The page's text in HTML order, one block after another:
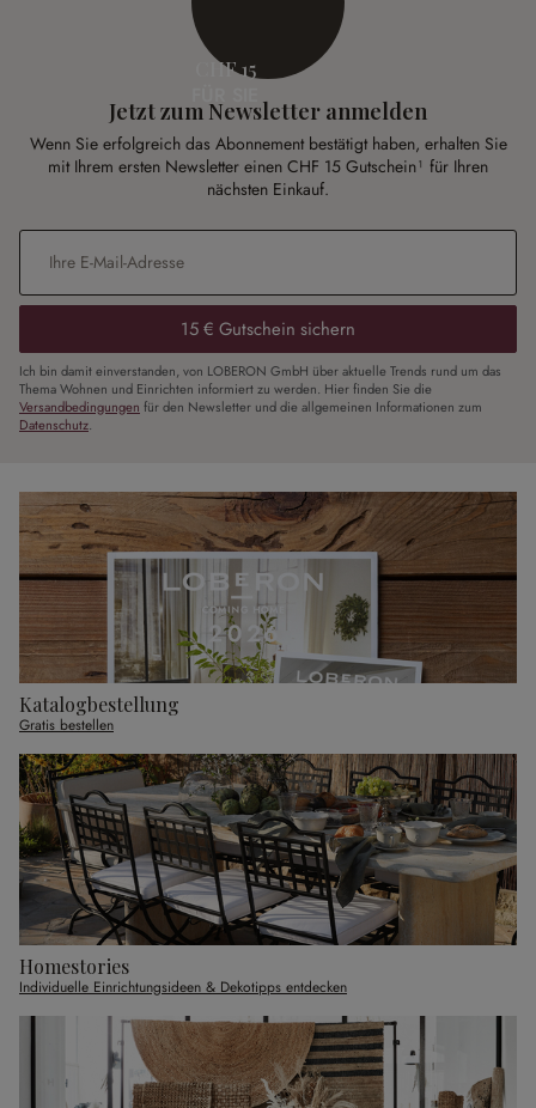
CHF 15
Jetzt zum Newsletter anmelden
Wenn Sie erfolgreich das Abonnement bestätigt haben, erhalten Sie
mit Ihrem ersten Newsletter einen CHF 15 Gutschein¹ für Ihren
nächsten Einkauf.
E-Mail-Adresse
15 € Gutschein sichern
Ich bin damit einverstanden, von LOBERON GmbH über aktuelle Trends rund um das
Thema Wohnen und Einrichten informiert zu werden. Hier finden Sie die
Versandbedingungen für den Newsletter und die allgemeinen Informationen zum
Datenschutz.
Katalogbestellung
Gratis bestellen
Homestories
Individuelle Einrichtungsideen & Dekotipps entdecken